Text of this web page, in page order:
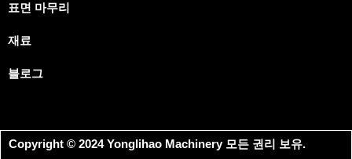
표면 마무리
재료
블로그
Copyright © 2024 Yonglihao Machinery 모든 권리 보유.